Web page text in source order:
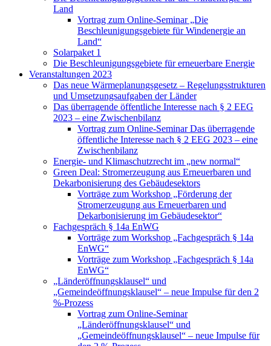
Land
Vortrag zum Online-Seminar „Die
Beschleunigungsgebiete für Windenergie an
Land“
Solarpaket 1
Die Beschleunigungsgebiete für erneuerbare Energie
Veranstaltungen 2023
Das neue Wärmeplanungsgesetz – Regelungsstrukturen
und Umsetzungsaufgaben der Länder
Das überragende öffentliche Interesse nach § 2 EEG
2023 – eine Zwischenbilanz
Vortrag zum Online-Seminar Das überragende
öffentliche Interesse nach § 2 EEG 2023 – eine
Zwischenbilanz
Energie- und Klimaschutzrecht im „new normal“
Green Deal: Stromerzeugung aus Erneuerbaren und
Dekarbonisierung des Gebäudesektors
Vorträge zum Workshop „Förderung der
Stromerzeugung aus Erneuerbaren und
Dekarbonisierung im Gebäudesektor“
Fachgespräch § 14a EnWG
Vorträge zum Workshop „Fachgespräch § 14a
EnWG“
Vorträge zum Workshop „Fachgespräch § 14a
EnWG“
„Länderöffnungsklausel“ und
„Gemeindeöffnungsklausel“ – neue Impulse für den 2
%-Prozess
Vortrag zum Online-Seminar
„Länderöffnungsklausel“ und
„Gemeindeöffnungsklausel“ – neue Impulse für